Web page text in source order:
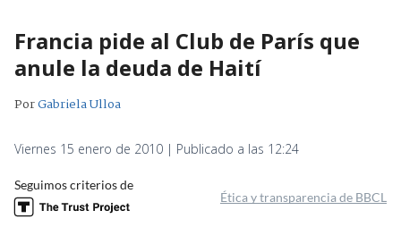
Francia pide al Club de París que
anule la deuda de Haití
PorGabriela Ulloa
Viernes 15 enero de 2010 | Publicado a las 12:24
Seguimos criterios de
Ética y transparencia de BBCL